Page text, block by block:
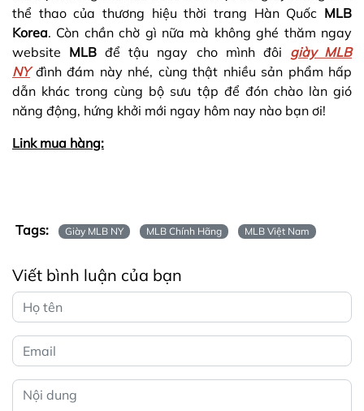
thể thao của thương hiệu thời trang Hàn Quốc MLB
Korea. Còn chần chờ gì nữa mà không ghé thăm ngay
website MLBđể tậu ngay cho mình đôi giày MLB
NYđình đám này nhé, cùng thật nhiều sản phẩm hấp
dẫn khác trong cùng bộ sưu tập để đón chào làn gió
năng động, hứng khởi mới ngay hôm nay nào bạn ơi!
Link mua hàng:
Tags: Giày MLB NY MLB Chính Hãng MLB Việt Nam
Viết bình luận của bạn